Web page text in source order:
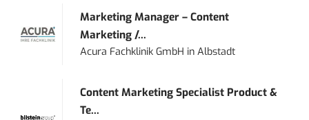
Marketing Manager – Content
Marketing /...
Acura Fachklinik GmbH inAlbstadt
Content Marketing Specialist Product &
Te...